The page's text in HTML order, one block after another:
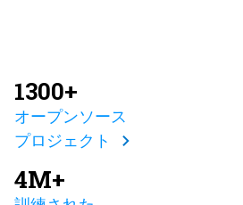
1300+
オープンソース
プロジェクト
4M+